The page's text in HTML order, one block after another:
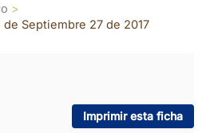
Septiembre 27 de 2017
Imprimir esta ficha